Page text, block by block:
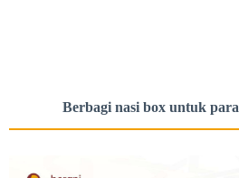
Berbagi nasi box untuk para